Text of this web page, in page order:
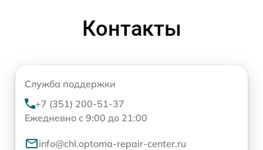
Контакты
Служба поддержки
+7 (351) 200-51-37
Ежедневно с 9:00 до 21:00
info@chl.optoma-repair-center.ru